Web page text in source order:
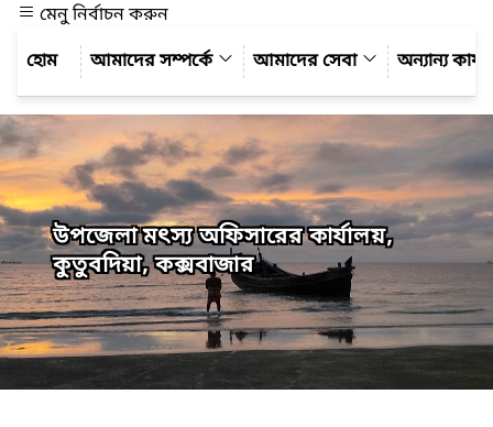
মেনু নির্বাচন করুন
আমাদের সম্পর্কে
আমাদের সেবা অন্যান্য
উপজেলা মৎস্য অফিসারের কার্যালয়,
কুতুবদিয়া, কক্সবাজার